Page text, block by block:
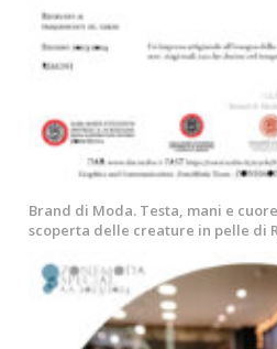
Brand di Moda. Testa, mani e
scoperta delle creature in pelle di